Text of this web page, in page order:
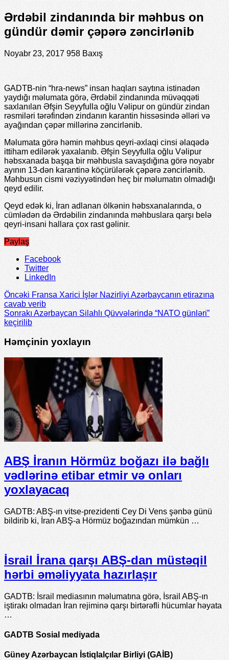
Ərdəbil zindanında bir məhbus on
gündür dəmir çəpərə zəncirlənib
Noyabr 23, 2017 958 Baxış
GADTB-nin “hra-news” insan haqları saytına istinadən
yaydığı məlumata görə, Ərdəbil zindanında müvəqqəti
saxlanılan Əfşin Seyyfulla oğlu Vəlipur on gündür zindan
rəsmiləri tərəfindən zindanın karantin hissəsində əlləri və
ayağından çəpər millərinə zəncirlənib.
Məlumata görə həmin məhbus qeyri-əxlaqi cinsi əlaqədə
ittiham edilərək yaxalanıb. Əfşin Seyyfulla oğlu Vəlipur
həbsxanada başqa bir məhbusla savaşdığına görə noyabr
ayının 13-dən karantinə köçürülərək çəpərə zəncirlənib.
Məhbusun cismi vəziyyətindən heç bir məlumatın olmadığı
qeyd edilir.
Qeyd edək ki, İran adlanan ölkənin həbsxanalarında, o
cümlədən də Ərdəbilin zindanında məhbuslara qarşı belə
qeyri-insani hallara çox rast gəlinir.
Paylaş
Facebook
Twitter
LinkedIn
ÖncəkiFransa Xarici İşlər Nazirliyi Azərbaycanın etirazına
cavab verib
Sonrakı Azərbaycan Silahlı Qüvvələrində “NATO günləri”
keçirilib
Həmçinin yoxlayın
ABŞ İranın Hörmüz boğazı ilə bağlı
vədlərinə etibar etmir və onları
yoxlayacaq
GADTB: ABŞ-ın vitse-prezidenti Cey Di Vens şənbə günü
bildirib ki, İran ABŞ-a Hörmüz boğazından mümkün …
İsrail İrana qarşı ABŞ-dan müstəqil
hərbi əməliyyata hazırlaşır
GADTB: İsrail mediasının məlumatına görə, İsrail ABŞ-ın
iştirakı olmadan İran rejiminə qarşı birtərəfli hücumlar həyata
…
GADTB Sosial mediyada
Güney Azərbaycan İstiqlalçılar Birliyi (GAİB)